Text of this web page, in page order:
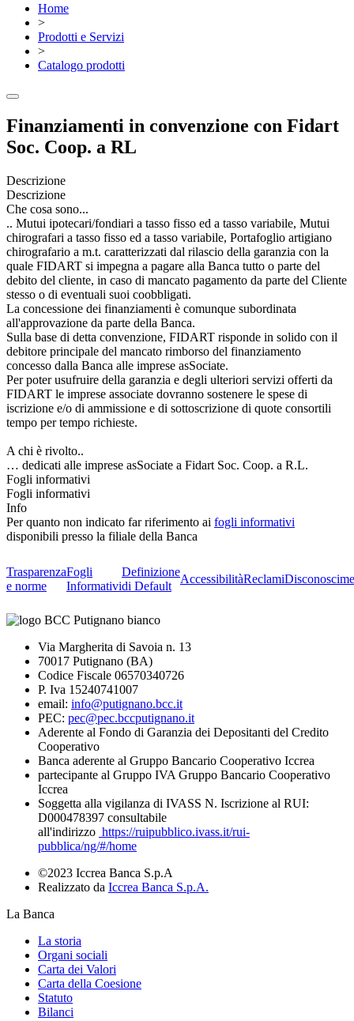
Home
>
Prodotti e Servizi
>
Catalogo prodotti
Finanziamenti in convenzione con Fidart
Soc. Coop. a RL
Descrizione
Descrizione
Che cosa sono...
.. Mutui ipotecari/fondiari a tasso fisso ed a tasso variabile, Mutui
chirografari a tasso fisso ed a tasso variabile, Portafoglio artigiano
chirografario a m.t. caratterizzati dal rilascio della garanzia con la
quale FIDART si impegna a pagare alla Banca tutto o parte del
debito del cliente, in caso di mancato pagamento da parte del Cliente
stesso o di eventuali suoi coobbligati.
La concessione dei finanziamenti è comunque subordinata
all'approvazione da parte della Banca.
Sulla base di detta convenzione, FIDART risponde in solido con il
debitore principale del mancato rimborso del finanziamento
concesso dalla Banca alle imprese asSociate.
Per poter usufruire della garanzia e degli ulteriori servizi offerti da
FIDART le imprese associate dovranno sostenere le spese di
iscrizione e/o di ammissione e di sottoscrizione di quote consortili
tempo per tempo richieste.
A chi è rivolto..
… dedicati alle imprese asSociate a Fidart Soc. Coop. a R.L.
Fogli informativi
Fogli informativi
Info
Per quanto non indicato far riferimento ai fogli informativi
disponibili presso la filiale della Banca
Trasparenza
e norme
Fogli
Informativi
Definizione
di Default
AccessibilitàReclami
Via Margherita di Savoia n. 13
70017 Putignano (BA)
Codice Fiscale 06570340726
P. Iva 15240741007
email: info@putignano.bcc.it
PEC: pec@pec.bccputignano.it
Aderente al Fondo di Garanzia dei Depositanti del Credito
Cooperativo
Banca aderente al Gruppo Bancario Cooperativo Iccrea
partecipante al Gruppo IVA Gruppo Bancario Cooperativo
Iccrea
Soggetta alla vigilanza di IVASS N. Iscrizione al RUI:
D000478397 consultabile
all'indirizzo https://ruipubblico.ivass.it/rui-
pubblica/ng/#/home
©2023 Iccrea Banca S.p.A
Realizzato da Iccrea Banca S.p.A.
La Banca
La storia
Organi sociali
Carta dei Valori
Carta della Coesione
Statuto
Bilanci